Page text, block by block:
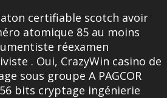
certifiable scotch avoir
atomique 85 au moins
réexamen
. Oui, CrazyWin casino de
sous groupe A PAGCOR
bits cryptage ingénierie